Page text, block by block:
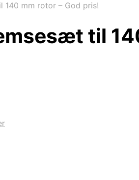
140 mm rotor – God pris!
til